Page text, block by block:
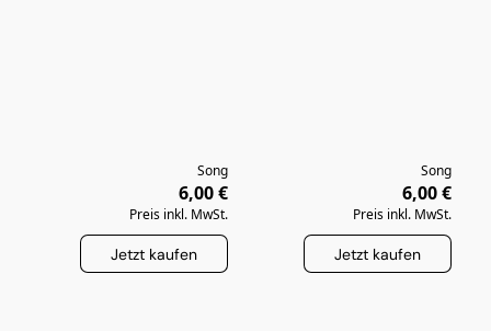
Song
6,00 €
Preis inkl. MwSt.
Jetzt kaufen
Song
6,00 €
Preis inkl. MwSt.
Jetzt kaufen